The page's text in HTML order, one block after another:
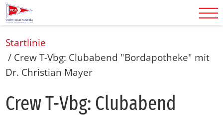
Startlinie
/ Crew T-Vbg: Clubabend "Bordapotheke" mit
Dr. Christian Mayer
Crew T-Vbg: Club­abend